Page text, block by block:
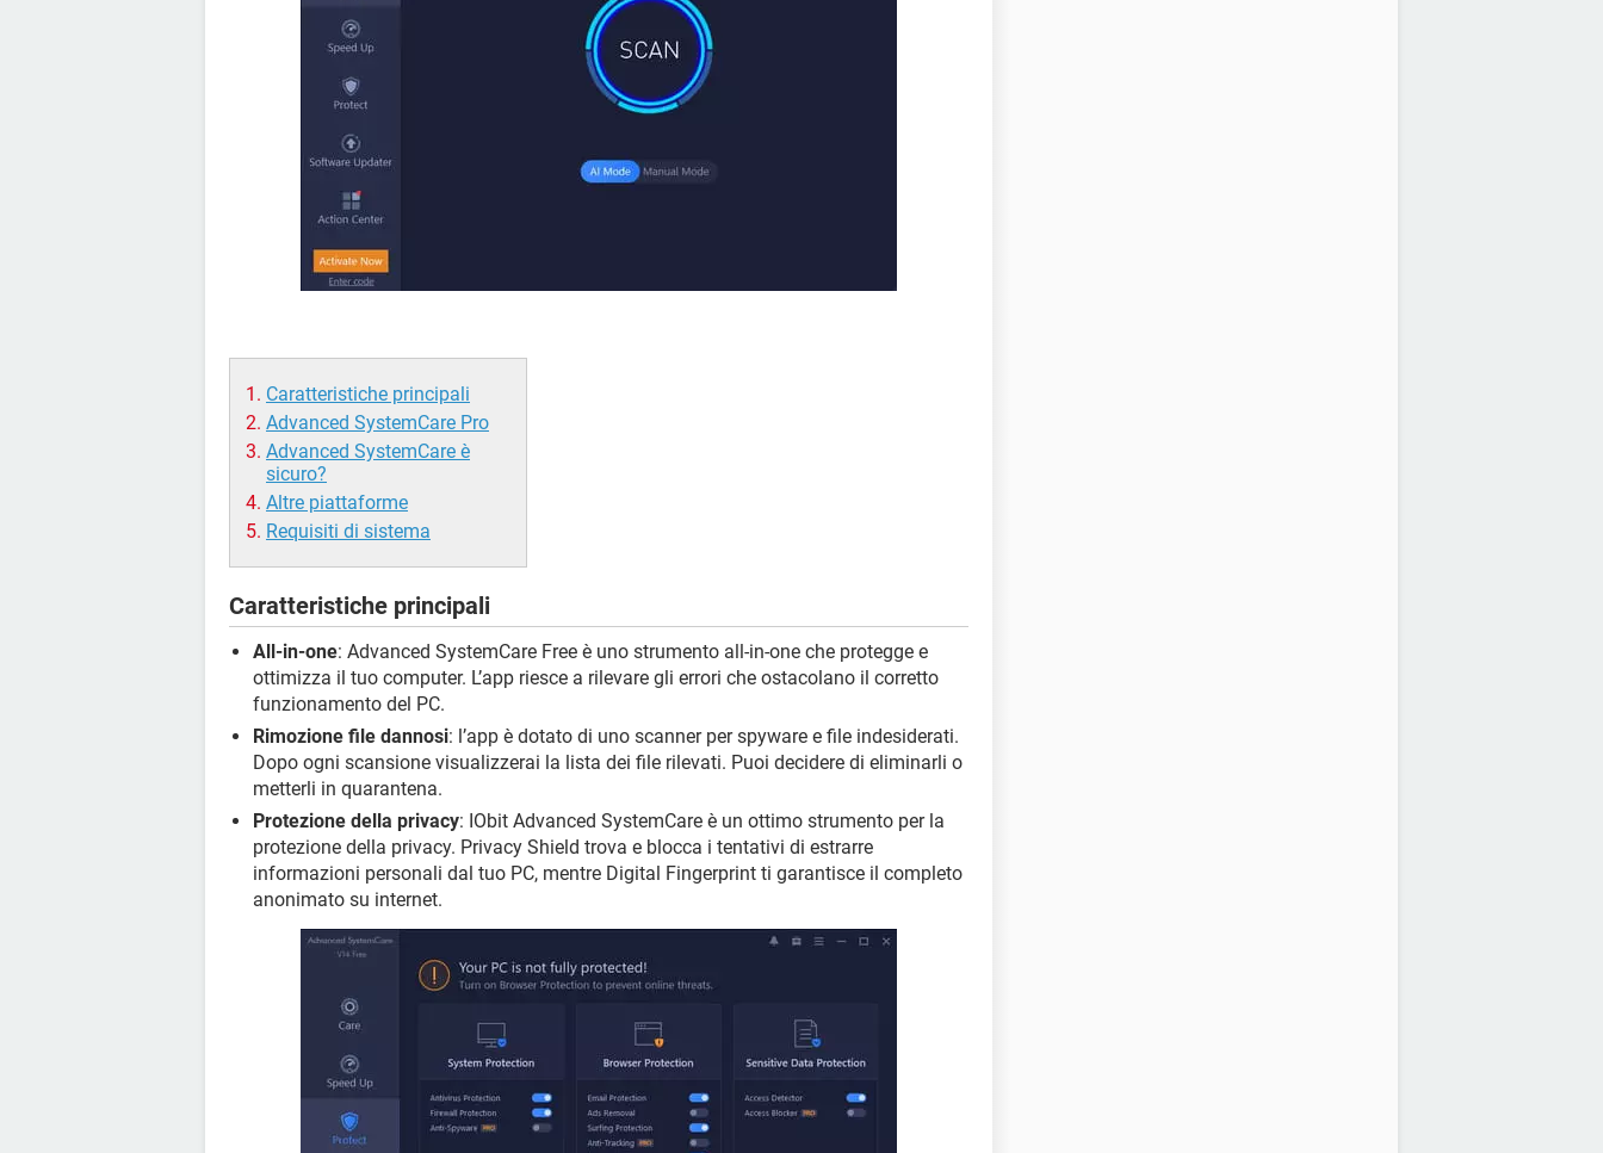
Caratteristiche principali
Advanced SystemCare Pro
Advanced SystemCare è
sicuro?
Altre piattaforme
Requisiti di sistema
Caratteristiche principali
All-in-one: Advanced SystemCare Free è uno strumento all-in-one che protegge e
ottimizza il tuo computer. L’app riesce a rilevare gli errori che ostacolano il corretto
funzionamento del PC.
Rimozione file dannosi: l’app è dotato di uno scanner per spyware e file indesiderati.
Dopo ogni scansione visualizzerai la lista dei file rilevati. Puoi decidere di eliminarli o
metterli in quarantena.
Protezione della privacy: IObit Advanced SystemCare è un ottimo strumento per la
protezione della privacy. Privacy Shield trova e blocca i tentativi di estrarre
informazioni personali dal tuo PC, mentre Digital Fingerprint ti garantisce il completo
anonimato su internet.